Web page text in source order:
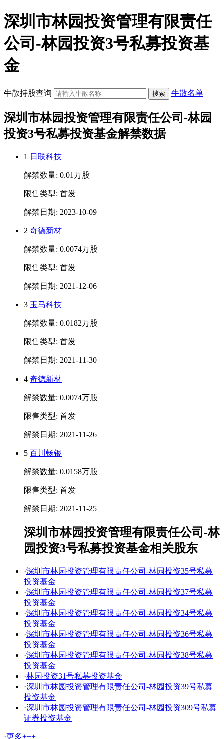
深圳市林园投资管理有限责任
公司-林园投资3号私募投资基
金
牛散持股查询 牛散名单
深圳市林园投资管理有限责任公司-林园
投资3号私募投资基金解禁数据
1 日联科技
解禁数量: 0.01万股
限售类型: 首发
解禁日期: 2023-10-09
2 奇德新材
解禁数量: 0.0074万股
限售类型: 首发
解禁日期: 2021-12-06
3 玉马科技
解禁数量: 0.0182万股
限售类型: 首发
解禁日期: 2021-11-30
4 奇德新材
解禁数量: 0.0074万股
限售类型: 首发
解禁日期: 2021-11-26
5 百川畅银
解禁数量: 0.0158万股
限售类型: 首发
解禁日期: 2021-11-25
深圳市林园投资管理有限责任公司-林
园投资3号私募投资基金相关股东
·深圳市林园投资管理有限责任公司-林园投资35号私募
投资基金
·深圳市林园投资管理有限责任公司-林园投资37号私募
投资基金
·深圳市林园投资管理有限责任公司-林园投资34号私募
投资基金
·深圳市林园投资管理有限责任公司-林园投资36号私募
投资基金
·深圳市林园投资管理有限责任公司-林园投资38号私募
投资基金
·林园投资31号私募投资基金
·深圳市林园投资管理有限责任公司-林园投资39号私募
投资基金
·深圳市林园投资管理有限责任公司-林园投资309号私募
证券投资基金
·更多+++